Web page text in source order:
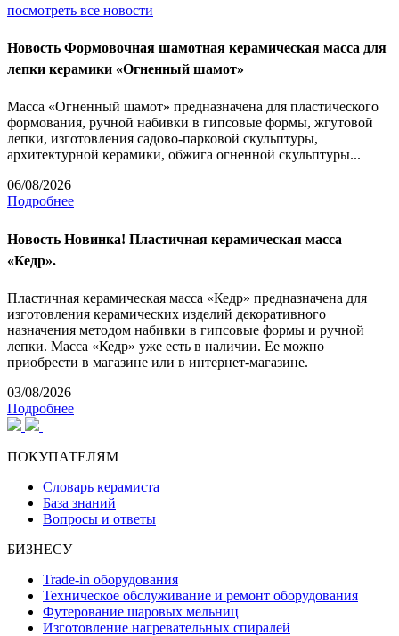
посмотреть все новости
Новость Формовочная шамотная керамическая масса для
лепки керамики «Огненный шамот»
Масса «Огненный шамот» предназначена для пластического
формования, ручной набивки в гипсовые формы, жгутовой
лепки, изготовления садово-парковой скульптуры,
архитектурной керамики, обжига огненной скульптуры...
06/08/2026
Подробнее
Новость Новинка! Пластичная керамическая масса
«Кедр».
Пластичная керамическая масса «Кедр» предназначена для
изготовления керамических изделий декоративного
назначения методом набивки в гипсовые формы и ручной
лепки. Масса «Кедр» уже есть в наличии. Ее можно
приобрести в магазине или в интернет-магазине.
03/08/2026
Подробнее
ПОКУПАТЕЛЯМ
Словарь керамиста
База знаний
Вопросы и ответы
БИЗНЕСУ
Trade-in оборудования
Техническое обслуживание и ремонт оборудования
Футерование шаровых мельниц
Изготовление нагревательных спиралей